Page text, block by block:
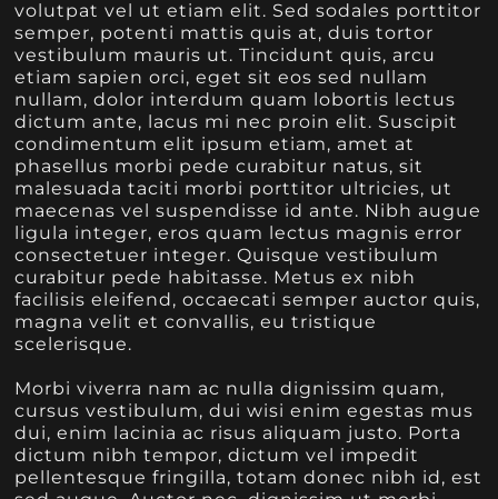
volutpat vel ut etiam elit. Sed sodales porttitor
semper, potenti mattis quis at, duis tortor
vestibulum mauris ut. Tincidunt quis, arcu
etiam sapien orci, eget sit eos sed nullam
nullam, dolor interdum quam lobortis lectus
dictum ante, lacus mi nec proin elit. Suscipit
condimentum elit ipsum etiam, amet at
phasellus morbi pede curabitur natus, sit
malesuada taciti morbi porttitor ultricies, ut
maecenas vel suspendisse id ante. Nibh augue
ligula integer, eros quam lectus magnis error
consectetuer integer. Quisque vestibulum
curabitur pede habitasse. Metus ex nibh
facilisis eleifend, occaecati semper auctor quis,
magna velit et convallis, eu tristique
scelerisque.
Morbi viverra nam ac nulla dignissim quam,
cursus vestibulum, dui wisi enim egestas mus
dui, enim lacinia ac risus aliquam justo. Porta
dictum nibh tempor, dictum vel impedit
pellentesque fringilla, totam donec nibh id, est